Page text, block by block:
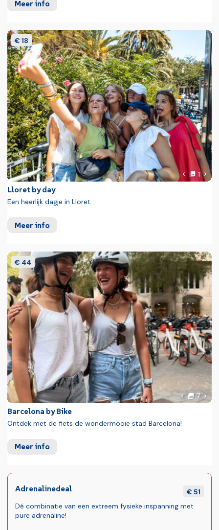
Meer info
Lloret by day
Een heerlijk dagje in Lloret
Meer info
€ 18
Vorige foto
1Foto
Barcelona by Bike
Ontdek met de fiets de wondermooie stad Barcelona!
Meer info
€ 44
Vorige foto
7
Adrenalinedeal
€ 51
Dé combinatie van een extreem fysieke inspanning met
pure adrenaline!